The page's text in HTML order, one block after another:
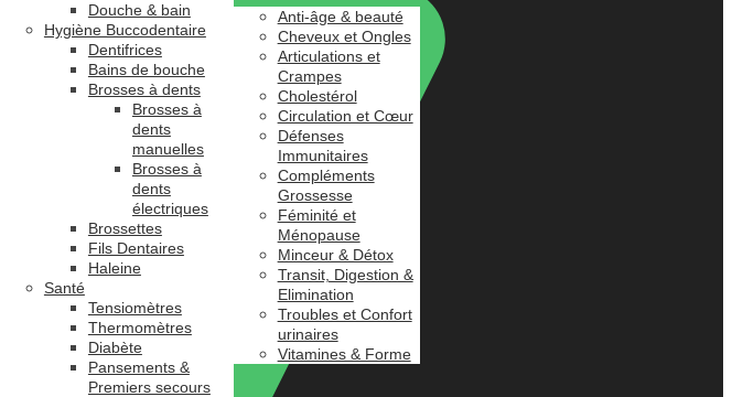
Douche & bain
Hygiène Buccodentaire
Dentifrices
Bains de bouche
Brosses à dents
Brosses à
dents
manuelles
Brosses à
dents
électriques
Brossettes
Fils Dentaires
Haleine
Santé
Tensiomètres
Thermomètres
Diabète
Pansements &
Premiers secours
Anti-âge & beauté
Cheveux et Ongles
Articulations et
Crampes
Cholestérol
Circulation et Cœur
Défenses
Immunitaires
Compléments
Grossesse
Féminité et
Ménopause
Minceur & Détox
Transit, Digestion &
Elimination
Troubles et Confort
urinaires
Vitamines & Forme